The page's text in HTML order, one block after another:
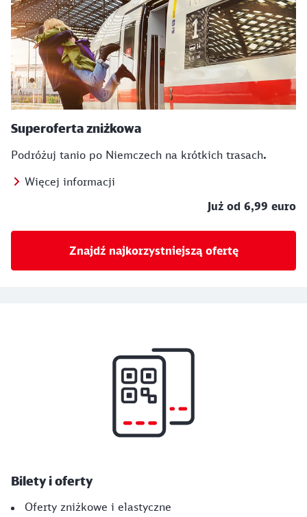
Superoferta zniżkowa
Podróżuj tanio po Niemczech na krótkich trasach.
Więcej informacji
Już od 6,99 euro
Znajdź najkorzystniejszą ofertę
Bilety i oferty
Oferty zniżkowe i elastyczne